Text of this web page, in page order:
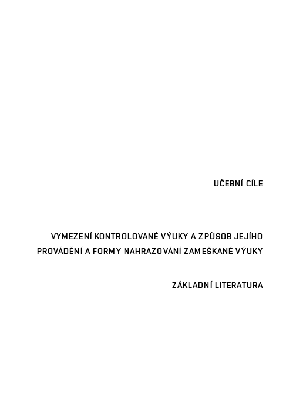
UČEBNÍ CÍLE
VYMEZENÍ KONTROLOVANÉ VÝUKY A ZPŮSOB JEJÍHO
PROVÁDĚNÍ A FORMY NAHRAZOVÁNÍ ZAMEŠKANÉ VÝUKY
ZÁKLADNÍ LITERATURA